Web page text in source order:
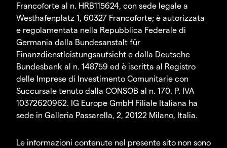
Francoforte al n. HRB115624, con sede legale a
Westhafenplatz 1, 60327 Francoforte; è autorizzata
e regolamentata nella Repubblica Federale di
Germania dalla Bundesanstalt für
Finanzdienstleistungsaufsicht e dalla Deutsche
Bundesbank al n. 148759 ed è iscritta al Registro
delle Imprese di Investimento Comunitarie con
Succursale tenuto dalla CONSOB al n. 170. P. IVA
10372620962. IG Europe GmbH Filiale Italiana ha
sede in Galleria Passarella, 2, 20122 Milano, Italia.
Le informazioni contenute nel presente sito non sono